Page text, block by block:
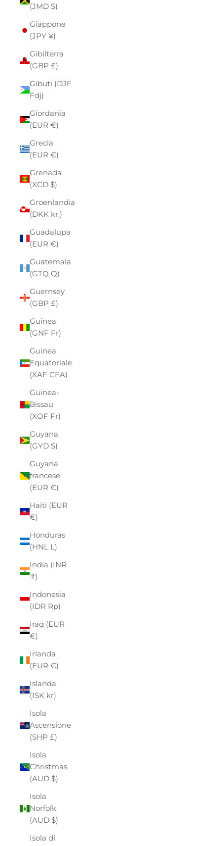
(JMD $)
Giappone
(JPY ¥)
Gibilterra
(GBP £)
Gibuti (DJF
Fdj)
Giordania
(EUR €)
Grecia
(EUR €)
Grenada
(XCD $)
Groenlandia
(DKK kr.)
Guadalupa
(EUR €)
Guatemala
(GTQ Q)
Guernsey
(GBP £)
Guinea
(GNF Fr)
Guinea
Equatoriale
(XAF CFA)
Guinea-
Bissau
(XOF Fr)
Guyana
(GYD $)
Guyana
francese
(EUR €)
Haiti (EUR
€)
Honduras
(HNL L)
India (INR
₹)
Indonesia
(IDR Rp)
Iraq (EUR
€)
Irlanda
(EUR €)
Islanda
(ISK kr)
Isola
Ascensione
(SHP £)
Isola
Christmas
(AUD $)
Isola
Norfolk
(AUD $)
Isola di